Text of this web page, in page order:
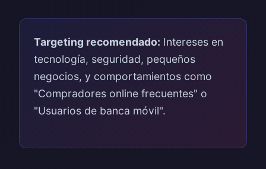
Targeting recomendado: Intereses en
tecnología, seguridad, pequeños
negocios, y comportamientos como
"Compradores online frecuentes" o
"Usuarios de banca móvil".